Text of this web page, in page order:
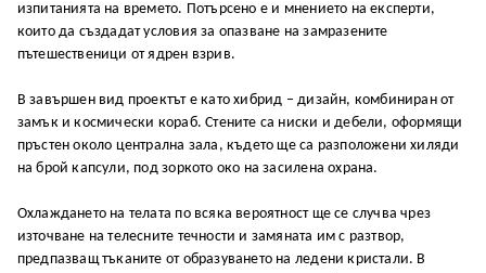
изпитанията на времето. Потърсено е и мнението на експерти,
които да създадат условия за опазване на замразените
пътешественици от ядрен взрив.
В завършен вид проектът е като хибрид – дизайн, комбиниран от
замък и космически кораб. Стените са ниски и дебели, оформящи
пръстен около централна зала, където ще са разположени хиляди
на брой капсули, под зоркото око на засилена охрана.
Охлаждането на телата по всяка вероятност ще се случва чрез
източване на телесните течности и замяната им с разтвор,
предпазващ тъканите от образуването на ледени кристали. В